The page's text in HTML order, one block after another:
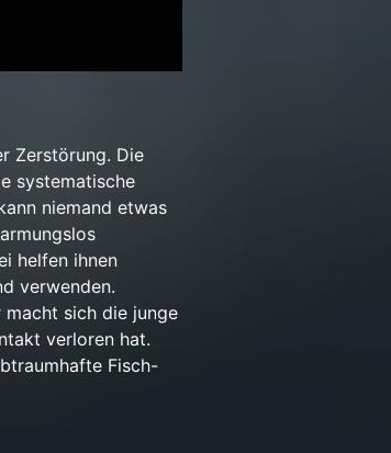
Zerstörung. Die
systematische
niemand etwas
helfen ihnen
verwenden.
sich die junge
verloren hat.
Fisch-